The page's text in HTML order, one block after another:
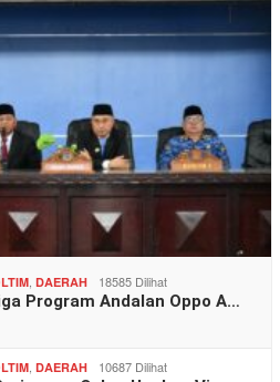
DAERAH 18585 Dilihat
Program Andalan Oppo A…
DAERAH 10687 Dilihat